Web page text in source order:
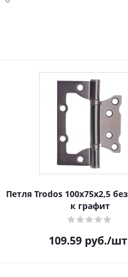
Петля Trodos 100x75x2,5
к графит
109.59руб./шт